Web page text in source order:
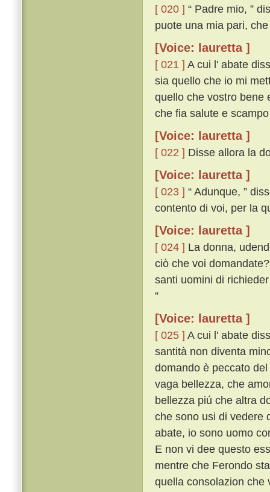
[ 020 ] “ Padre mio, ”
puote una mia pari,
[Voice: lauretta ]
[ 021 ] A cui l' abate
sia quello che io mi
quello che vostro bene
che fia salute e
[Voice: lauretta ]
[ 022 ] Disse allora la
[Voice: lauretta ]
[ 023 ] “ Adunque, ”
contento di voi, per la
[Voice: lauretta ]
[ 024 ] La donna,
ciò che voi
santi uomini di
”
[Voice: lauretta ]
[ 025 ] A cui l' abate
santità non diventa
domando è peccato
vaga bellezza, che
bellezza piú che altra
che sono usi di vedere
abate, io sono uomo
E non vi dee questo
mentre che Ferondo
quella consolazion che